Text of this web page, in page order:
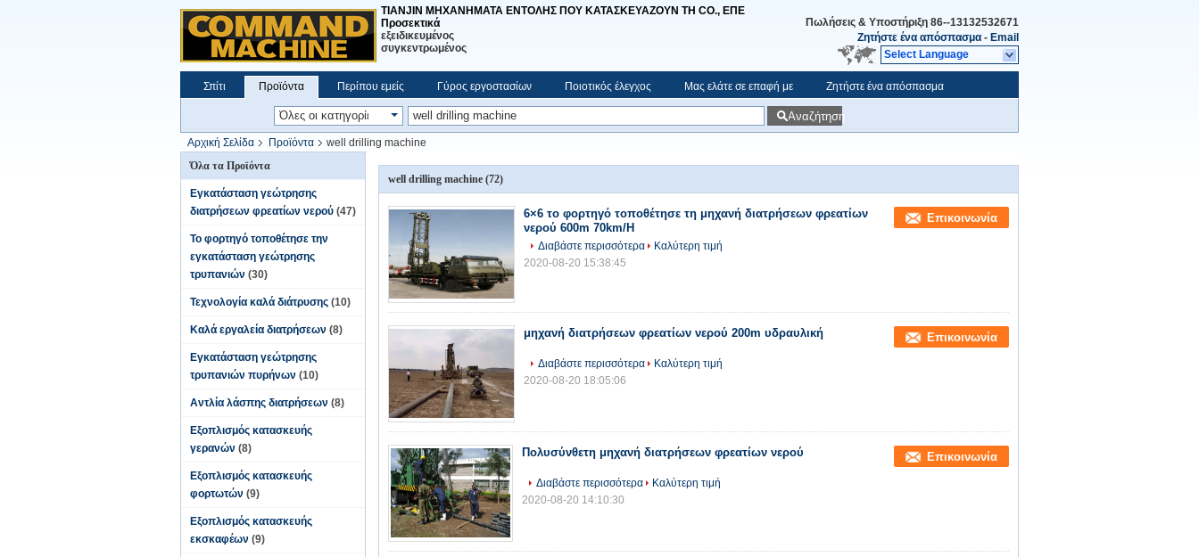
TIANJIN ΜΗΧΑΝΗΜΑΤΑ ΕΝΤΟΛΗΣ ΠΟΥ ΚΑΤΑΣΚΕΥΑΖΟΥΝ ΤΗ CO., ΕΠΕ
Προσεκτικά
εξειδικευμένος
συγκεντρωμένος
Πωλήσεις & Υποστήριξη 86--13132532671
Ζητήστε ένα απόσπασμα - Email
Select Language
Σπίτι Προϊόντα Περίπου εμείς Γύρος εργοστασίων Ποιοτικός έλεγχος Μας ελάτε σε επαφή με Ζητήστε ένα απόσπασμα
Αναζήτηση
Αρχική Σελίδα Προϊόντα
well drilling machine
Όλα τα Προϊόντα
Εγκατάσταση γεώτρησης
διατρήσεων φρεατίων νερού (47)
Το φορτηγό τοποθέτησε την
εγκατάσταση γεώτρησης
τρυπανιών (30)
Τεχνολογία καλά διάτρυσης (10)
Καλά εργαλεία διατρήσεων (8)
Εγκατάσταση γεώτρησης
τρυπανιών πυρήνων (10)
Αντλία λάσπης διατρήσεων (8)
Εξοπλισμός κατασκευής
γερανών (8)
Εξοπλισμός κατασκευής
φορτωτών (9)
Εξοπλισμός κατασκευής
εκσκαφέων (9)
well drilling machine (72)
6×6 το φορτηγό τοποθέτησε τη μηχανή διατρήσεων φρεατίων
νερού 600m 70km/H
Επικοινωνία
Διαβάστε περισσότερα
Καλύτερη τιμή
2020-08-20 15:38:45
μηχανή διατρήσεων φρεατίων νερού 200m υδραυλική Επικοινωνία
Διαβάστε περισσότερα
Καλύτερη τιμή
2020-08-20 18:05:06
Πολυσύνθετη μηχανή διατρήσεων φρεατίων νερού Επικοινωνία
Διαβάστε περισσότερα
Καλύτερη τιμή
2020-08-20 14:10:30